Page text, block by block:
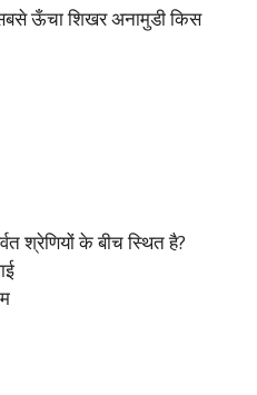
सबसे ऊँचा शिखर अनामुडी किस
श्रेणियों के बीच स्थित है?